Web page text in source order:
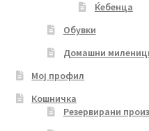
Ќебенца
Обувки
Домашни
Мој профил
Кошничка
Резервирани